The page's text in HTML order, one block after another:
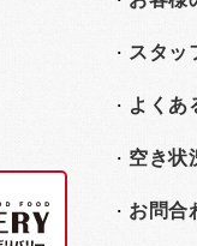
スタッ
よくあ
空き状
お問合